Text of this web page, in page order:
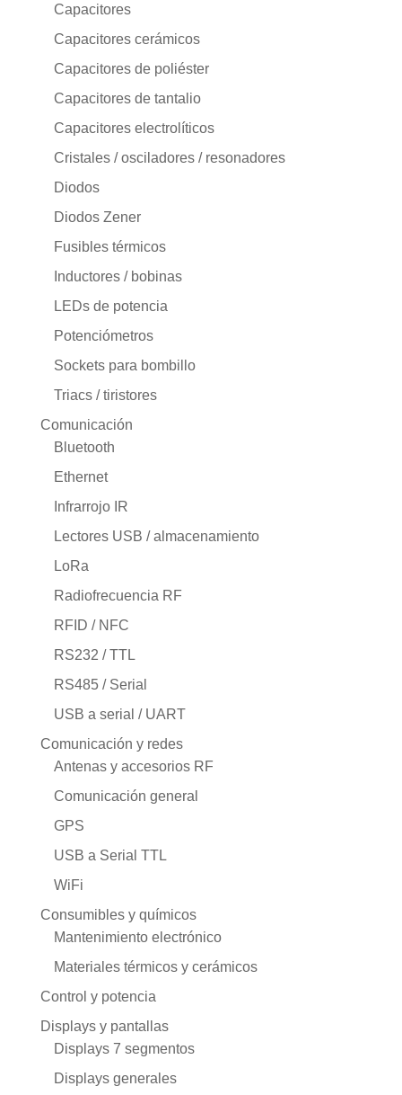
Capacitores
Capacitores cerámicos
Capacitores de poliéster
Capacitores de tantalio
Capacitores electrolíticos
Cristales / osciladores / resonadores
Diodos
Diodos Zener
Fusibles térmicos
Inductores / bobinas
LEDs de potencia
Potenciómetros
Sockets para bombillo
Triacs / tiristores
Comunicación
Bluetooth
Ethernet
Infrarrojo IR
Lectores USB / almacenamiento
LoRa
Radiofrecuencia RF
RFID / NFC
RS232 / TTL
RS485 / Serial
USB a serial / UART
Comunicación y redes
Antenas y accesorios RF
Comunicación general
GPS
USB a Serial TTL
WiFi
Consumibles y químicos
Mantenimiento electrónico
Materiales térmicos y cerámicos
Control y potencia
Displays y pantallas
Displays 7 segmentos
Displays generales